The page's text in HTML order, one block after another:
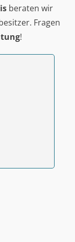
beraten wir
Fragen
!